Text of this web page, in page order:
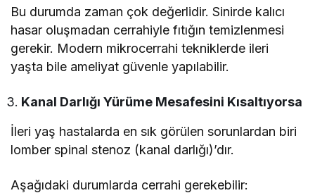
Bu durumda zaman çok değerlidir. Sinirde kalıcı
hasar oluşmadan cerrahiyle fıtığın temizlenmesi
gerekir. Modern mikrocerrahi tekniklerde ileri
yaşta bile ameliyat güvenle yapılabilir.
Kanal Darlığı Yürüme Mesafesini Kısaltıyorsa
İleri yaş hastalarda en sık görülen sorunlardan biri
lomber spinal stenoz (kanal darlığı)’dır.
Aşağıdaki durumlarda cerrahi gerekebilir: